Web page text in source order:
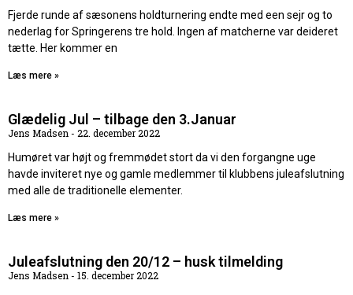
Fjerde runde af sæsonens holdturnering endte med een sejr og to
nederlag for Springerens tre hold. Ingen af matcherne var deideret
tætte. Her kommer en
Læs mere »
Glædelig Jul – tilbage den 3.Januar
Jens Madsen
22. december 2022
Humøret var højt og fremmødet stort da vi den forgangne uge
havde inviteret nye og gamle medlemmer til klubbens juleafslutning
med alle de traditionelle elementer.
Læs mere »
Juleafslutning den 20/12 – husk tilmelding
Jens Madsen
15. december 2022